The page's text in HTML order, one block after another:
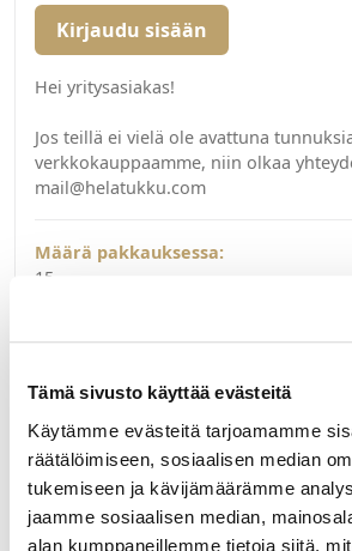
Tämä sivusto käyttää evästeitä
Käytämme evästeitä tarjoamamme
räätälöimiseen, sosiaalisen median
tukemiseen ja kävijämäärämme
jaamme sosiaalisen median,
alan kumppaneillemme tietoja siitä,
Kirjaudu sisään
Hei yritysasiakas!
Jos teillä ei vielä ole avattuna
verkkokauppaamme, niin olkaa
mail@helatukku.com
Määrä pakkauksessa:
15
KPL